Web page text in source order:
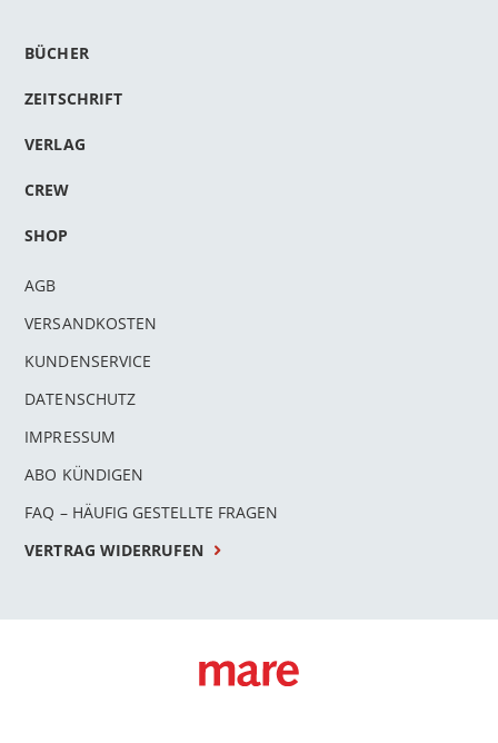
BÜCHER
ZEITSCHRIFT
VERLAG
CREW
SHOP
AGB
VERSANDKOSTEN
KUNDENSERVICE
DATENSCHUTZ
IMPRESSUM
ABO KÜNDIGEN
FAQ – HÄUFIG GESTELLTE FRAGEN
VERTRAG WIDERRUFEN